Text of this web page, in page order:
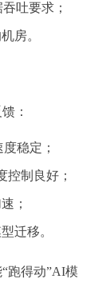
吐要求；
房。
：
稳定；
控制良好；
；
迁移。
跑得动”AI模